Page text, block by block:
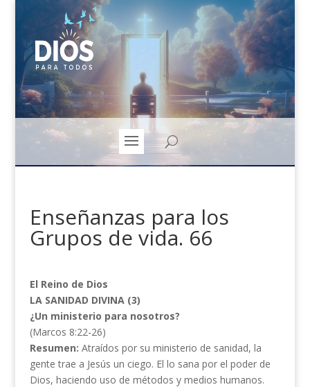
Enseñanzas para los
Grupos de vida. 66
El Reino de Dios
LA SANIDAD DIVINA(3)
¿Un ministerio para nosotros?
(Marcos 8:22-26)
Resumen: Atraídos por su ministerio de sanidad, la
gente trae a Jesús un ciego. El lo sana por el poder de
Dios, haciendo uso de métodos y medios humanos.